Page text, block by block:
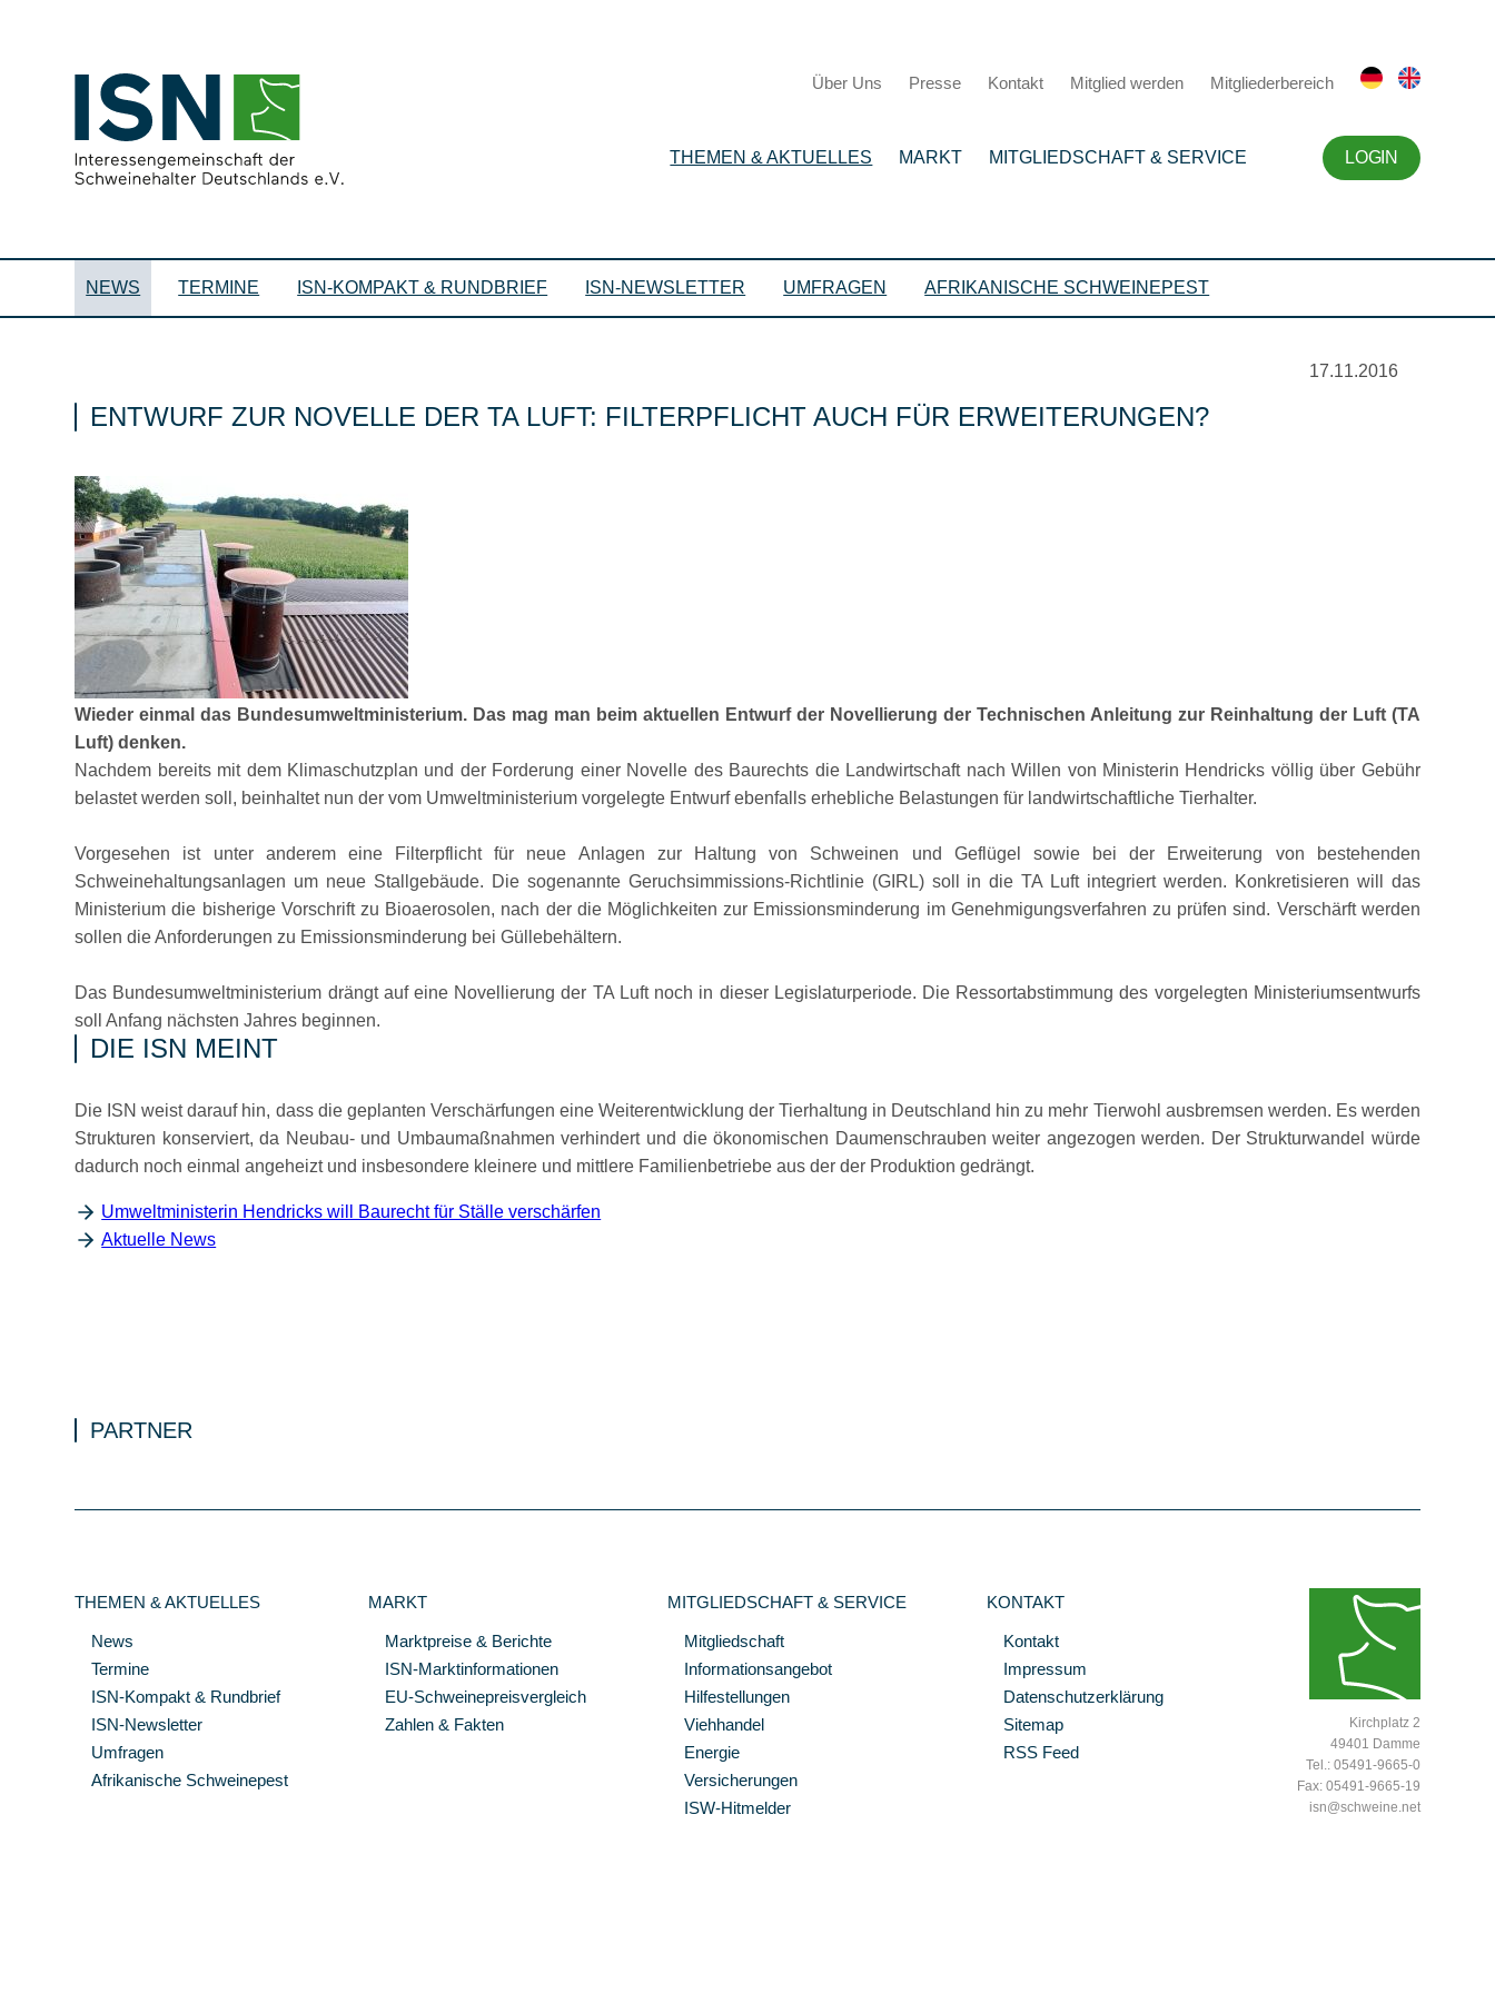
Über Uns Presse Kontakt Mitglied werden Mitgliederbereich
THEMEN & AKTUELLES MARKT MITGLIEDSCHAFT & SERVICE LOGIN
NEWS TERMINE ISN-KOMPAKT & RUNDBRIEF ISN-NEWSLETTER UMFRAGEN AFRIKANISCHE SCHWEINEPEST
17.11.2016
ENTWURF ZUR NOVELLE DER TA LUFT: FILTERPFLICHT AUCH FÜR ERWEITERUNGEN?
Wieder einmal das Bundesumweltministerium. Das mag man beim aktuellen Entwurf der Novellierung der Technischen Anleitung zur Reinhaltung der Luft (TA
Luft) denken.
Nachdem bereits mit dem Klimaschutzplan und der Forderung einer Novelle des Baurechts die Landwirtschaft nach Willen von Ministerin Hendricks völlig über Gebühr
belastet werden soll, beinhaltet nun der vom Umweltministerium vorgelegte Entwurf ebenfalls erhebliche Belastungen für landwirtschaftliche Tierhalter.
Vorgesehen ist unter anderem eine Filterpflicht für neue Anlagen zur Haltung von Schweinen und Geflügel sowie bei der Erweiterung von bestehenden
Schweinehaltungsanlagen um neue Stallgebäude. Die sogenannte Geruchsimmissions-Richtlinie (GIRL) soll in die TA Luft integriert werden. Konkretisieren will das
Ministerium die bisherige Vorschrift zu Bioaerosolen, nach der die Möglichkeiten zur Emissionsminderung im Genehmigungsverfahren zu prüfen sind. Verschärft werden
sollen die Anforderungen zu Emissionsminderung bei Güllebehältern.
Das Bundesumweltministerium drängt auf eine Novellierung der TA Luft noch in dieser Legislaturperiode. Die Ressortabstimmung des vorgelegten Ministeriumsentwurfs
soll Anfang nächsten Jahres beginnen.
DIE ISN MEINT
Die ISN weist darauf hin, dass die geplanten Verschärfungen eine Weiterentwicklung der Tierhaltung in Deutschland hin zu mehr Tierwohl ausbremsen werden. Es werden
Strukturen konserviert, da Neubau- und Umbaumaßnahmen verhindert und die ökonomischen Daumenschrauben weiter angezogen werden. Der Strukturwandel würde
dadurch noch einmal angeheizt und insbesondere kleinere und mittlere Familienbetriebe aus der der Produktion gedrängt.
Umweltministerin Hendricks will Baurecht für Ställe verschärfen
Aktuelle News
PARTNER
THEMEN & AKTUELLES
News
Termine
ISN-Kompakt & Rundbrief
ISN-Newsletter
Umfragen
Afrikanische Schweinepest
MARKT
Marktpreise & Berichte
ISN-Marktinformationen
EU-Schweinepreisvergleich
Zahlen & Fakten
MITGLIEDSCHAFT & SERVICE
Mitgliedschaft
Informationsangebot
Hilfestellungen
Viehhandel
Energie
Versicherungen
ISW-Hitmelder
KONTAKT
Kontakt
Impressum
Datenschutzerklärung
Sitemap
RSS Feed
Kirchplatz 2
49401 Damme
Tel.: 05491-9665-0
Fax: 05491-9665-19
isn@schweine.net